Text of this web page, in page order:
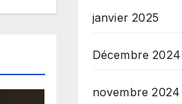
janvier 2025
Décembre 2024
novembre 2024